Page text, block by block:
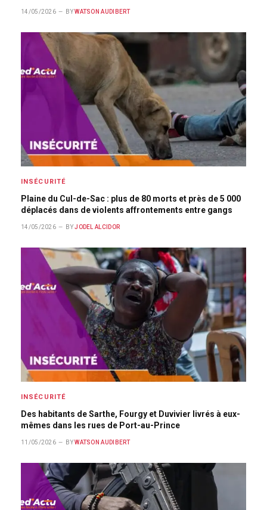
14/05/2026 BY WATSON AUDIBERT
INSÉCURITÉ
Plaine du Cul-de-Sac : plus de 80 morts et près de 5 000
déplacés dans de violents affrontements entre gangs
14/05/2026 BY JODEL ALCIDOR
INSÉCURITÉ
Des habitants de Sarthe, Fourgy et Duvivier livrés à eux-
mêmes dans les rues de Port-au-Prince
11/05/2026 BY WATSON AUDIBERT